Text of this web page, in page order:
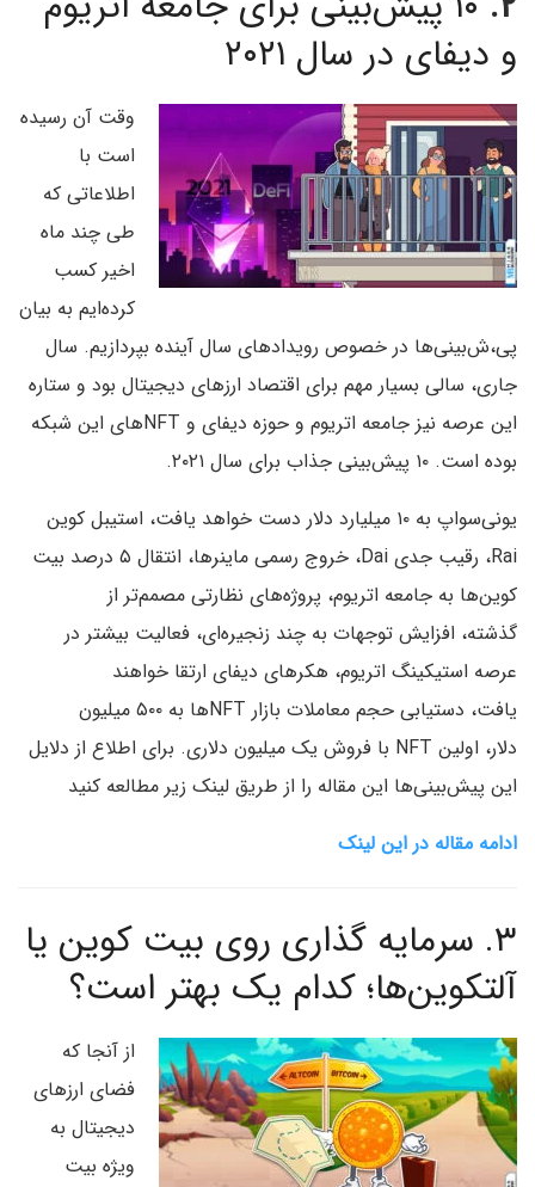
و دیفای در سال ۲۰۲۱
وقت آن رسیده
است با
اطلاعاتی که
طی چند ماه
اخیر کسب
کرده‌ایم به بیان
پی،ش‌بینی‌‌ها در خصوص رویدادهای سال آینده بپردازیم. سال
جاری، سالی بسیار مهم برای اقتصاد ارزهای دیجیتال بود و ستاره
این عرصه نیز جامعه اتریوم و حوزه دیفای و NFT‌های این شبکه
بوده است. ۱۰ پیش‌بینی جذاب برای سال ۲۰۲۱.
یونی‌سواپ به ۱۰ میلیارد دلار دست خواهد یافت، استیبل کوین
Rai، رقیب جدی Dai، خروج رسمی ماینرها، انتقال ۵ درصد بیت
کوین‌ها به جامعه اتریوم، پروژه‌های نظارتی مصمم‌تر از
گذشته، افزایش توجهات به چند زنجیره‌ای، فعالیت بیشتر در
عرصه استیکینگ اتریوم، هکرهای دیفای ارتقا خواهند
یافت، دستیابی حجم معاملات بازار NFT‌ها به ۵۰۰ میلیون
دلار، اولین NFT با فروش یک میلیون دلاری. برای اطلاع از دلایل
این پیش‌بینی‌ها این مقاله را از طریق لینک زیر مطالعه کنید
ادامه مقاله در این لینک
۳. سرمایه گذاری روی بیت کوین یا
آلتکوین‌ها؛ کدام یک بهتر است؟
از آنجا که
فضای ارزهای
دیجیتال به
ویژه بیت